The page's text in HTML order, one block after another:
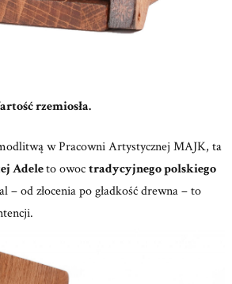
rzemiosła.
w Pracowni Artystycznej MAJK, ta
Adeleto owoc tradycyjnego polskiego
– od złocenia po gładkość drewna – to